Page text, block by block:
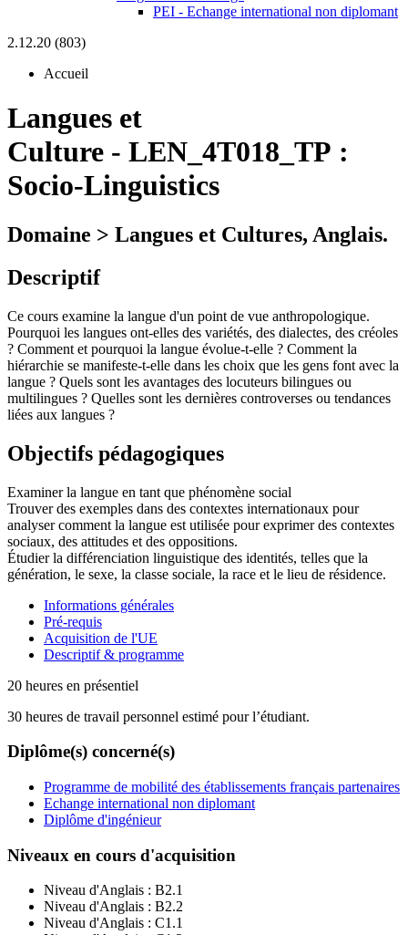
PEI - Echange international non diplomant
2.12.20 (803)
Accueil
Langues et
Culture - LEN_4T018_TP :
Socio-Linguistics
Domaine > Langues et Cultures, Anglais.
Descriptif
Ce cours examine la langue d'un point de vue anthropologique.
Pourquoi les langues ont-elles des variétés, des dialectes, des créoles
? Comment et pourquoi la langue évolue-t-elle ? Comment la
hiérarchie se manifeste-t-elle dans les choix que les gens font avec la
langue ? Quels sont les avantages des locuteurs bilingues ou
multilingues ? Quelles sont les dernières controverses ou tendances
liées aux langues ?
Objectifs pédagogiques
Examiner la langue en tant que phénomène social
Trouver des exemples dans des contextes internationaux pour
analyser comment la langue est utilisée pour exprimer des contextes
sociaux, des attitudes et des oppositions.
Étudier la différenciation linguistique des identités, telles que la
génération, le sexe, la classe sociale, la race et le lieu de résidence.
Informations générales
Pré-requis
Acquisition de l'UE
Descriptif & programme
20 heures en présentiel
30 heures de travail personnel estimé pour l’étudiant.
Diplôme(s) concerné(s)
Programme de mobilité des établissements français partenaires
Echange international non diplomant
Diplôme d'ingénieur
Niveaux en cours d'acquisition
Niveau d'Anglais : B2.1
Niveau d'Anglais : B2.2
Niveau d'Anglais : C1.1